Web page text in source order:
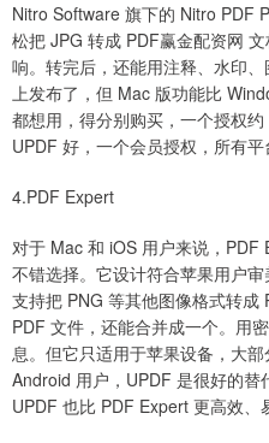
Nitro Software 旗下的 Nitro PDF
松把 JPG 转成 PDF赢金配资网
响。转完后，还能用注释、水印
上发布了，但 Mac 版功能比
都想用，得分别购买，一个授权
UPDF 好，一个会员授权，所有平
4.PDF Expert
对于 Mac 和 iOS 用户来说，PDF
不错选择。它设计符合苹果用户
支持把 PNG 等其他图像格式转成
PDF 文件，还能合并成一个。用
息。但它只适用于苹果设备，大
Android 用户，UPDF 是很好的替
UPDF 也比 PDF Expert 更高效、